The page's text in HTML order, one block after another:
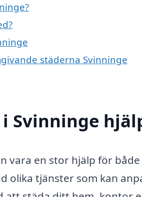
städerna Svinninge
Svinninge
vara en stor hjälp för
tjänster som kan